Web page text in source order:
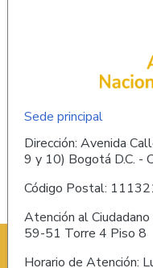
Sede principal
Dirección: Avenida
9 y 10) Bogotá D.C. -
Código Postal:
Atención al
59-51 Torre 4 Piso 8
Horario de Atención: